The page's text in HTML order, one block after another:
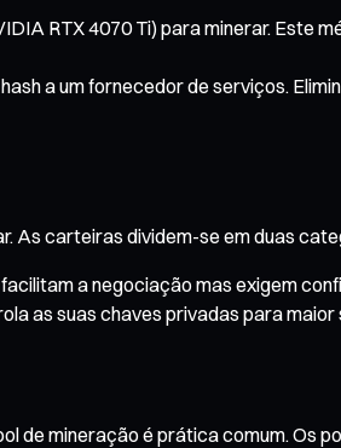
RTX 4070 Ti) para minerar. Este
a um fornecedor de serviços.
As carteiras dividem-se em duas
a negociação mas exigem
as suas chaves privadas para
de mineração é prática comum. Os